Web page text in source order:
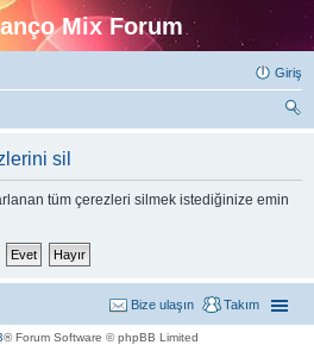
Mix Forum
Giriş
sil
tüm çerezleri silmek istediğinize emin
Takım
Bize ulaşın
® Forum Software © phpBB Limited